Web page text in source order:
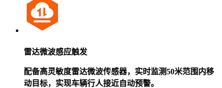
雷达微波感应触发
配备高灵敏度雷达微波传感器，实时监测50米范围内移
动目标，实现车辆行人接近自动预警。